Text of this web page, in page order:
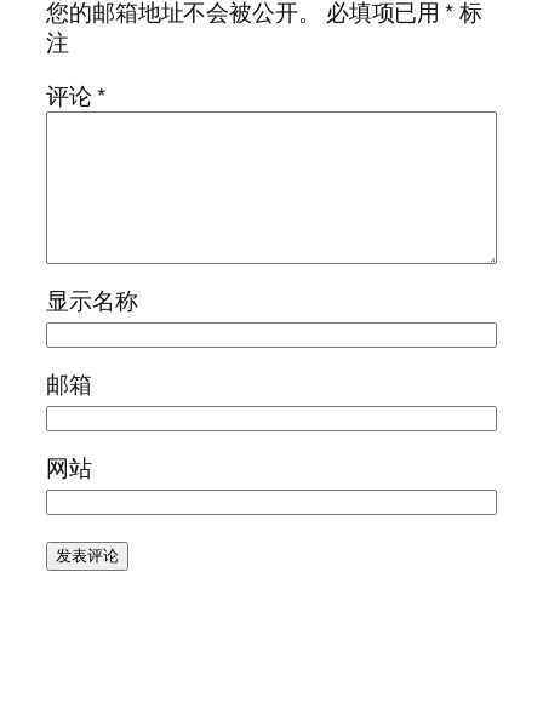
您的邮箱地址不会被公开。
必填项已用*标
注
评论*
显示名称
邮箱
网站